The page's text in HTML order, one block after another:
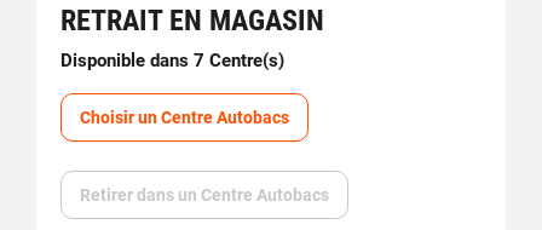
RETRAIT EN MAGASIN
Disponible dans 7 Centre(s)
Choisir un Centre Autobacs
Retirer dans un Centre Autobacs